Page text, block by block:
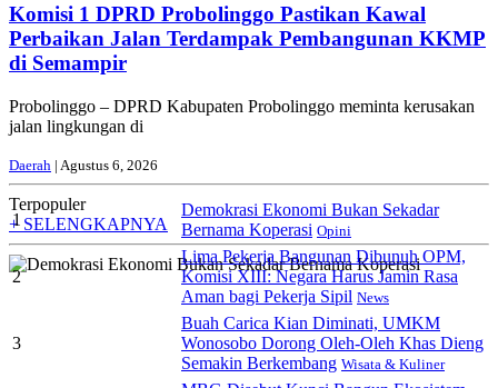
Komisi 1 DPRD Probolinggo Pastikan Kawal
Perbaikan Jalan Terdampak Pembangunan KKMP
di Semampir
Probolinggo – DPRD Kabupaten Probolinggo meminta kerusakan
jalan lingkungan di
Daerah | Agustus 6, 2026
Terpopuler
+ SELENGKAPNYA
1
Demokrasi Ekonomi Bukan Sekadar
Bernama Koperasi Opini
2
Lima Pekerja Bangunan Dibunuh OPM,
Komisi XIII: Negara Harus Jamin Rasa
Aman bagi Pekerja Sipil News
3
Buah Carica Kian Diminati, UMKM
Wonosobo Dorong Oleh-Oleh Khas Dieng
Semakin Berkembang Wisata & Kuliner